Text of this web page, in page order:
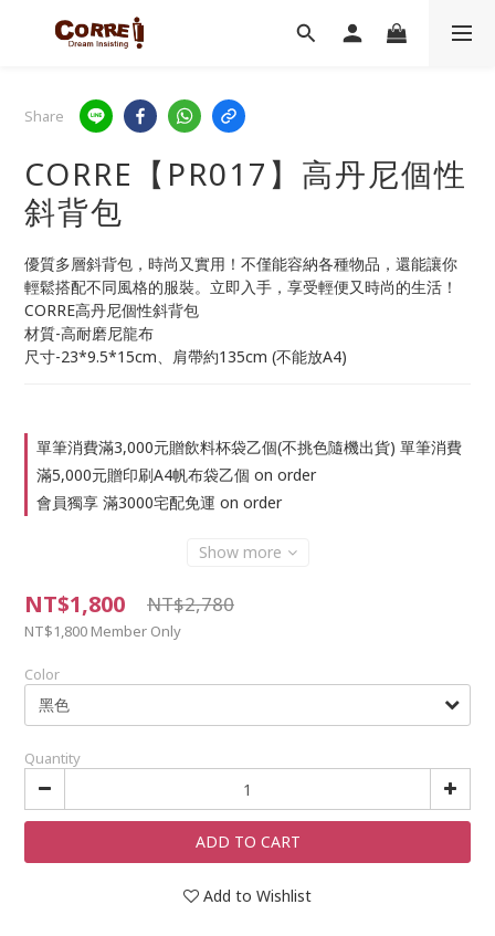
Share
CORRE【PR017】高丹尼個性
斜背包
優質多層斜背包，時尚又實用！不僅能容納各種物品，還能讓你
輕鬆搭配不同風格的服裝。立即入手，享受輕便又時尚的生活！
CORRE高丹尼個性斜背包
材質-高耐磨尼龍布
尺寸-23*9.5*15cm、肩帶約135cm (不能放A4)
單筆消費滿3,000元贈飲料杯袋乙個(不挑色隨機出貨) 單筆消費
滿5,000元贈印刷A4帆布袋乙個 on order
會員獨享 滿3000宅配免運 on order
Show more
NT$1,800 NT$2,780
NT$1,800 Member Only
Color
Quantity
ADD TO CART
Add to Wishlist